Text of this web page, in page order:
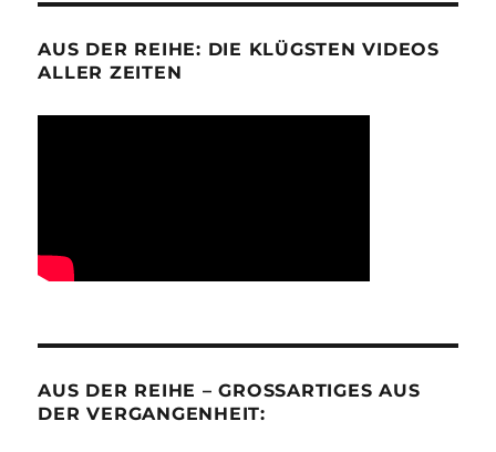
AUS DER REIHE: DIE KLÜGSTEN VIDEOS
ALLER ZEITEN
AUS DER REIHE – GROSSARTIGES AUS D
ER VERGANGENHEIT: